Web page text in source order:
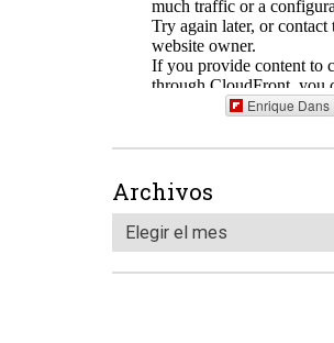
Enrique Dans
Archivos
Elegir el mes